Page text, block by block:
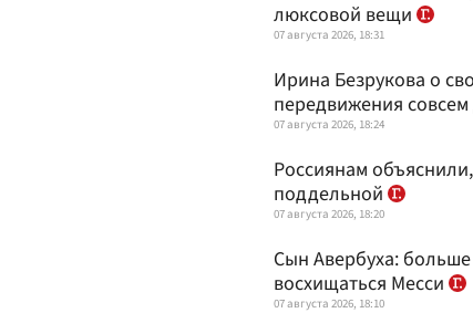
люксовой вещи
07 августа 2026, 18:31
Ирина Безрукова о
передвижения совсем
07 августа 2026, 18:24
Россиянам
поддельной
07 августа 2026, 18:20
Сын Авербуха:
восхищаться Месси
07 августа 2026, 18:10